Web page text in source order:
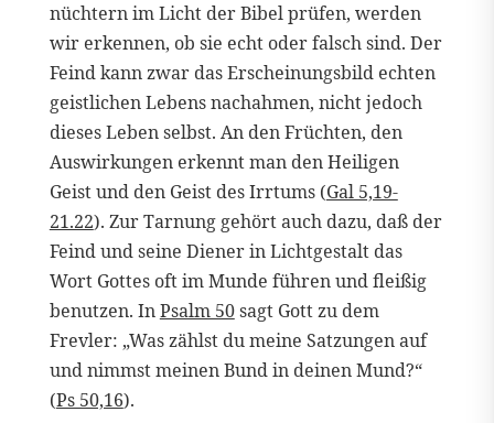
nüchtern im Licht der Bibel prüfen, werden
wir erkennen, ob sie echt oder falsch sind. Der
Feind kann zwar das Erscheinungsbild echten
geistlichen Lebens nachahmen, nicht jedoch
dieses Leben selbst. An den Früchten, den
Auswirkungen erkennt man den Heiligen
Geist und den Geist des Irrtums (Gal 5,19-
21.22). Zur Tarnung gehört auch dazu, daß der
Feind und seine Diener in Lichtgestalt das
Wort Gottes oft im Munde führen und fleißig
benutzen. InPsalm 50sagt Gott zu dem
Frevler: „Was zählst du meine Satzungen auf
und nimmst meinen Bund in deinen Mund?“
(Ps 50,16).